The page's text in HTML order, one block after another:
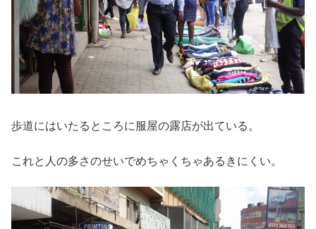
歩道にはいたるところに服屋の露店が出ている。
これと人の多さのせいでめちゃくちゃあるきにくい。